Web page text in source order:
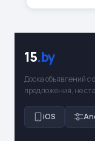
15.by
Доска объявлений
предложения, не
iOS